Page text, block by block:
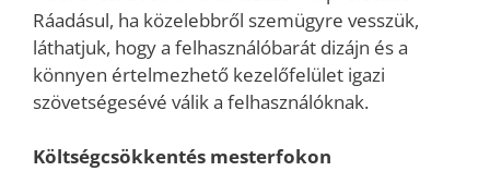
Ráadásul, ha közelebbről szemügyre vesszük,
láthatjuk, hogy a felhasználóbarát dizájn és a
könnyen értelmezhető kezelőfelület igazi
szövetségesévé válik a felhasználóknak.
Költségcsökkentés mesterfokon